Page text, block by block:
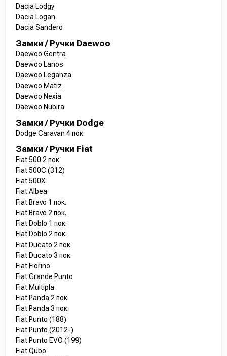
Dacia Lodgy
Dacia Logan
Dacia Sandero
Замки / Ручки Daewoo
Daewoo Gentra
Daewoo Lanos
Daewoo Leganza
Daewoo Matiz
Daewoo Nexia
Daewoo Nubira
Замки / Ручки Dodge
Dodge Caravan 4 пок.
Замки / Ручки Fiat
Fiat 500 2 пок.
Fiat 500C (312)
Fiat 500X
Fiat Albea
Fiat Bravo 1 пок.
Fiat Bravo 2 пок.
Fiat Doblo 1 пок.
Fiat Doblo 2 пок.
Fiat Ducato 2 пок.
Fiat Ducato 3 пок.
Fiat Fiorino
Fiat Grande Punto
Fiat Multipla
Fiat Panda 2 пок.
Fiat Panda 3 пок.
Fiat Punto (188)
Fiat Punto (2012-)
Fiat Punto EVO (199)
Fiat Qubo